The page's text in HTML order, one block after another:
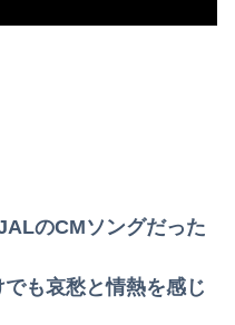
のCMソングだった
も哀愁と情熱を感じ